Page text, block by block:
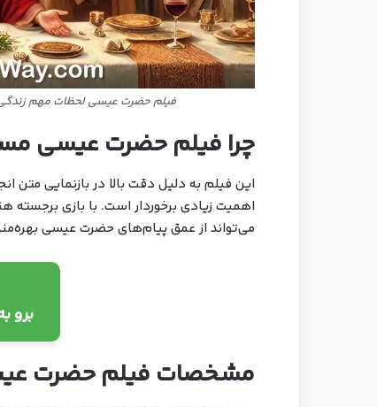
فیلم حضرت عیسی لحظات مهم
چرا فیلم حضرت عیسی
این فیلم به دلیل دقت بالا در بازنمایی متن
اهمیت زیادی برخوردار است. با بازی برجسته
می‌تواند از عمق پیام‌های حضرت عیسی
برو
مشخصات فیلم حضرت